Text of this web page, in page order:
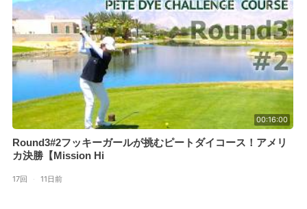
00:16:00
Round3#2フッキーガールが挑むピートダイコース！アメリ
カ決勝【Mission Hi
17回 · 11日前